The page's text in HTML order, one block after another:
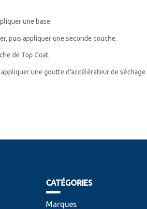
une base.
puis appliquer une seconde couche.
de Top Coat.
une goutte d'accélérateur de séchage.
CATÉGORIES
Marques